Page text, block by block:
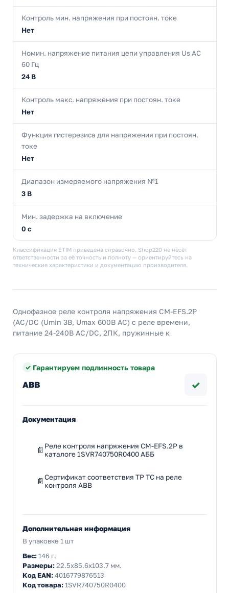
Контроль мин. напряжения при постоян. токе
Нет
Номин. напряжение питания цепи управления Us AC
60 Гц
24 В
Контроль макс. напряжения при постоян. токе
Нет
Функция гистерезиса для напряжения при постоян.
токе
Нет
Диапазон измеряемого напряжения №1
3 В
Мин. задержка на включение
0 с
Классификация ETIM приведена справочно. Shop220 не несёт
ответственности за её точность и полноту — ориентируйтесь на
технические характеристики и документацию производителя.
Однофазное реле контроля напряжения CM-EFS.2P
(AC/DC (Umin 3В, Umax 600В AC) c реле времени,
питание 24-240В AC/DC, 2ПК, пружинные к
Гарантируем подлинность товара
ABB ✓
Документация
Реле контроля напряжения CM-EFS.2P в
каталоге 1SVR740750R0400 АББ
Сертификат соответствия ТР ТС на реле
контроля ABB
Дополнительная информация
В упаковке 1 шт
Вес:146 г.
Размеры:22.5x85.6x103.7 мм.
Код EAN:4016779876513
Код товара:1SVR740750R0400